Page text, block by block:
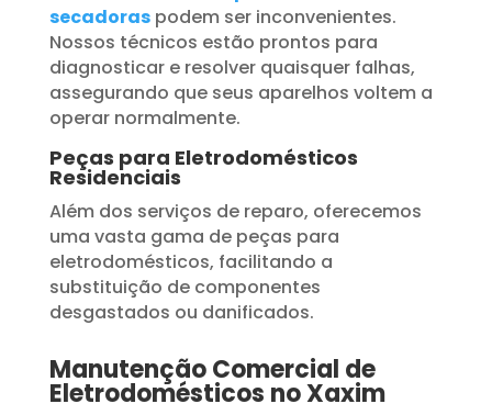
secadoraspodem ser inconvenientes.
Nossos técnicos estão prontos para
diagnosticar e resolver quaisquer falhas,
assegurando que seus aparelhos voltem a
operar normalmente.
Peças para Eletrodomésticos
Residenciais
Além dos serviços de reparo, oferecemos
uma vasta gama de peças para
eletrodomésticos, facilitando a
substituição de componentes
desgastados ou danificados.
Manutenção Comercial de
Eletrodomésticos no Xaxim